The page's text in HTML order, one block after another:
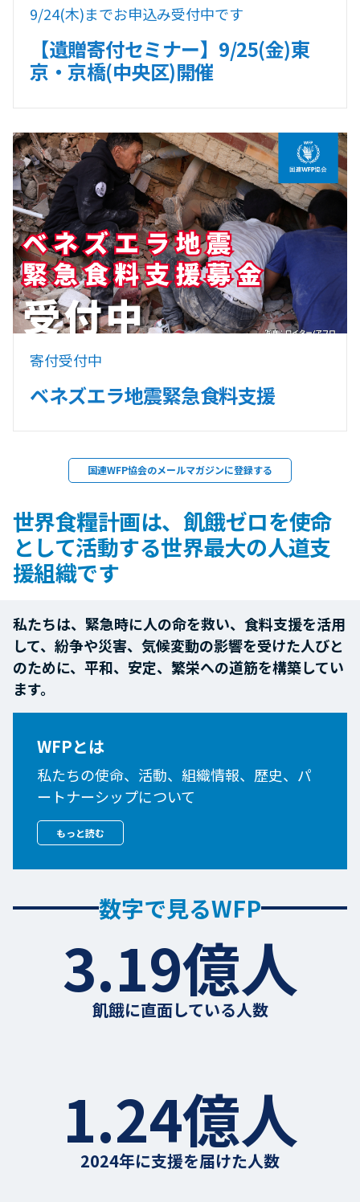
9/24(木)までお申込み受付中です
【遺贈寄付セミナー】9/25(金)東
京・京橋(中央区)開催
寄付受付中
ベネズエラ地震緊急食料支援
国連WFP協会のメールマガジンに登録する
世界食糧計画は、飢餓ゼロを使命
として活動する世界最大の人道支
援組織です
私たちは、緊急時に人の命を救い、食料支援を活用
して、紛争や災害、気候変動の影響を受けた人びと
のために、平和、安定、繁栄への道筋を構築してい
ます。
WFPとは
私たちの使命、活動、組織情報、歴史、パ
ートナーシップについて
もっと読む
数字で見るWFP
3.19億人
飢餓に直面している人数
1.24億人
2024年に支援を届けた人数